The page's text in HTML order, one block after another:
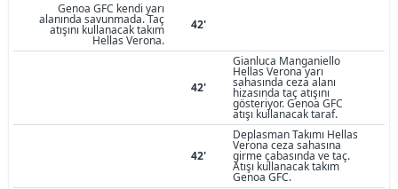
Genoa GFC kendi yarı
alanında savunmada. Taç
atışını kullanacak takım
Hellas Verona.
42'
42'
Gianluca Manganiello
Hellas Verona yarı
sahasında ceza alanı
hizasında taç atışını
gösteriyor. Genoa GFC
atışı kullanacak taraf.
42'
Deplasman Takımı Hellas
Verona ceza sahasına
girme çabasında ve taç.
Atışı kullanacak takım
Genoa GFC.